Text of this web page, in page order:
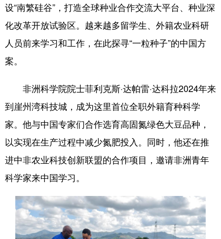
设“南繁硅谷”，打造全球种业合作交流大平台、种业深
化改革开放试验区。越来越多留学生、外籍农业科研
人员前来学习和工作，在此探寻“一粒种子”的中国方
案。
非洲科学院院士菲利克斯·达帕雷·达科拉2024年来
到崖州湾科技城，成为这里首位全职外籍育种科学
家。他与中国专家们合作选育高固氮绿色大豆品种，
以实现在生产过程中减少氮肥投入。同时，他还在推
进中非农业科技创新联盟的合作项目，邀请非洲青年
科学家来中国学习。